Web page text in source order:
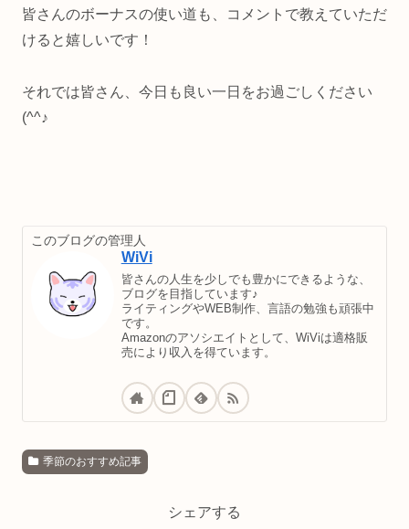
皆さんのボーナスの使い道も、コメントで教えていただ
けると嬉しいです！
それでは皆さん、今日も良い一日をお過ごしください
(^^♪
このブログの管理人
WiVi
皆さんの人生を少しでも豊かにできるような、
ブログを目指しています♪
ライティングやWEB制作、言語の勉強も頑張中
です。
Amazonのアソシエイトとして、WiViは適格販
売により収入を得ています。
季節のおすすめ記事
シェアする